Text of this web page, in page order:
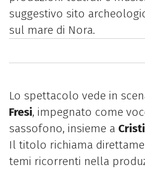
suggestivo sito
sul mare di Nora.
Lo spettacolo vede in
Fresi, impegnato come
sassofono, insieme a
Il titolo richiama
temi ricorrenti nella